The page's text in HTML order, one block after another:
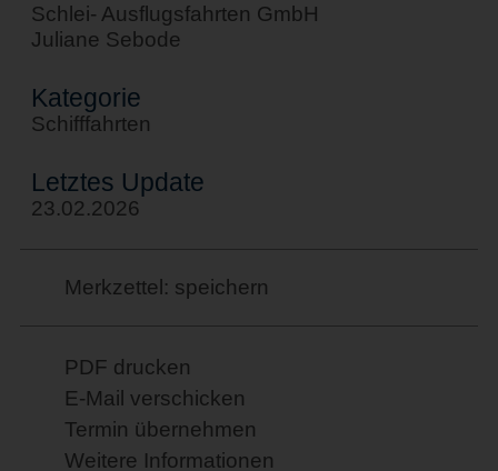
Schlei- Ausflugsfahrten GmbH
Juliane Sebode
Kategorie
Schifffahrten
Letztes Update
23.02.2026
Merkzettel: speichern
PDF drucken
E-Mail verschicken
Termin übernehmen
Weitere Informationen